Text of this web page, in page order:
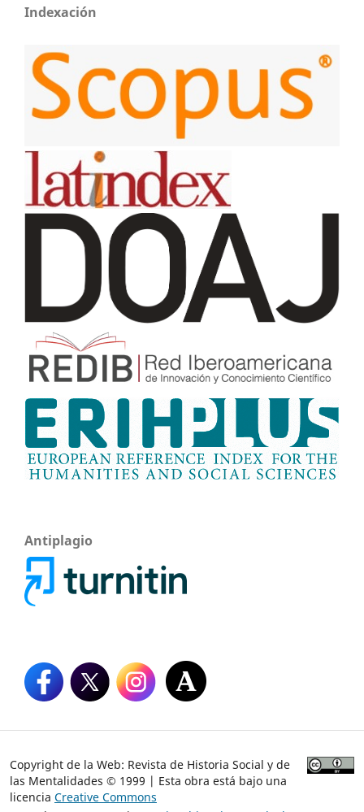
Indexación
Antiplagio
Copyright de la Web: Revista de Historia Social y de
las Mentalidades © 1999 | Esta obra está bajo una
licencia Creative Commons